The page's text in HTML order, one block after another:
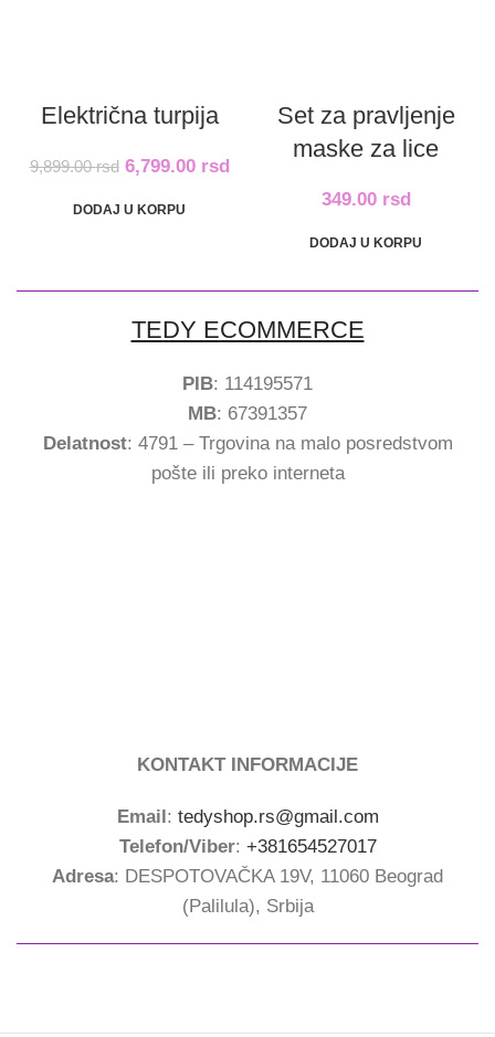
Električna turpija
9,899.00rsd 6,799.00 rsd
DODAJ U KORPU
Set za pravljenje
maske za lice
349.00 rsd
DODAJ U KORPU
TEDY ECOMMERCE
PIB: 114195571
MB: 67391357
Delatnost: 4791 – Trgovina na malo posredstvom
pošte ili preko interneta
KONTAKT INFORMACIJE
Email: tedyshop.rs@gmail.com
Telefon/Viber: +381654527017
Adresa: DESPOTOVAČKA 19V, 11060 Beograd
(Palilula), Srbija